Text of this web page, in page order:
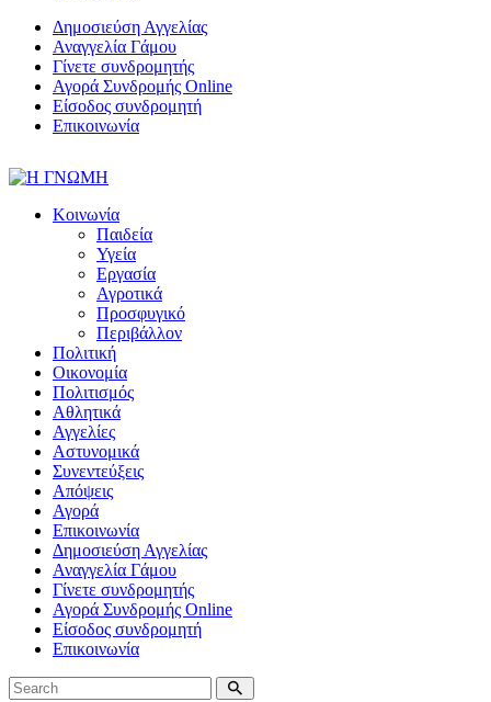
Δημοσιεύση Αγγελίας
Αναγγελία Γάμου
Γίνετε συνδρομητής
Αγορά Συνδρομής Online
Είσοδος συνδρομητή
Επικοινωνία
Κοινωνία
Παιδεία
Υγεία
Εργασία
Αγροτικά
Προσφυγικό
Περιβάλλον
Πολιτική
Οικονομία
Πολιτισμός
Αθλητικά
Αγγελίες
Αστυνομικά
Συνεντεύξεις
Απόψεις
Αγορά
Επικοινωνία
Δημοσιεύση Αγγελίας
Αναγγελία Γάμου
Γίνετε συνδρομητής
Αγορά Συνδρομής Online
Είσοδος συνδρομητή
Επικοινωνία